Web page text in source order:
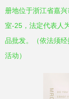
册地位于浙江省嘉
室-25，法定代表人
品批发。（依法须
活动）